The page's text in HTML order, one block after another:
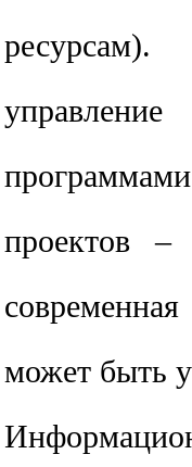
проектов
может быть